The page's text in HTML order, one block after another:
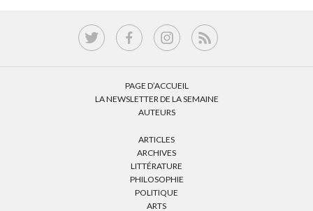
PAGE D’ACCUEIL
LA NEWSLETTER DE LA SEMAINE
AUTEURS
ARTICLES
ARCHIVES
LITTÉRATURE
PHILOSOPHIE
POLITIQUE
ARTS